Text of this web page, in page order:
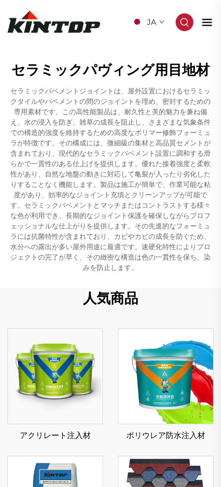
JA
セラミックパヴィング用目地材
セラミックパベメントジョイントは、屋外設置におけるセラミッ
クタイルやパベメントの間のジョイントを埋め、密封するための
専用素材です。この高性能製品は、耐久性と美的魅力を兼ね備
え、水の浸入を防ぎ、雑草の成長を阻止し、さまざまな気象条件
での構造的強度を維持するための高度なポリマー修飾フォーミュ
ラが特徴です。その構成には、微細級の集材と高品質セメントが
含まれており、現代的なセラミックパベメント設置に調和する滑
らかで一貫性のある仕上げを提供します。優れた接着強度と柔軟
性があり、自然な地盤の動きに対応して亀裂が入ったり劣化した
りすることなく機能します。製品は施工が簡単で、作業可能な粘
度があり、効率的なジョイント充填とクリーンアップが可能で
す。セラミックパベメントとマッチまたはコントラストする様々
な色が利用でき、長期的なジョイント保護を確保しながらプロフ
ェッショナルな仕上がりを提供します。その先進的なフォーミュ
ラには抗菌特性が含まれており、カビやカビの成長を防ぐため、
水分への露出が多い屋外用途に最適です。速硬化特性によりプロ
ジェクトの完了が早く、その緻密な構造は色の一貫性を保ち、染
みを防止します。
人気商品
アクリレート注入材 ポリウレア防水注入材